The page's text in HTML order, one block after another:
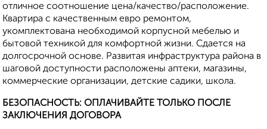
отличное соотношение цена/качество/расположение.
Квартира с качественным евро ремонтом,
укомплектована необходимой корпусной мебелью и
бытовой техникой для комфортной жизни. Сдается на
долгосрочной основе. Развитая инфраструктура района в
шаговой доступности расположены аптеки, магазины,
коммерческие организации, детские садики, школа.
БЕЗОПАСНОСТЬ: ОПЛАЧИВАЙТЕ ТОЛЬКО ПОСЛЕ
ЗАКЛЮЧЕНИЯ ДОГОВОРА